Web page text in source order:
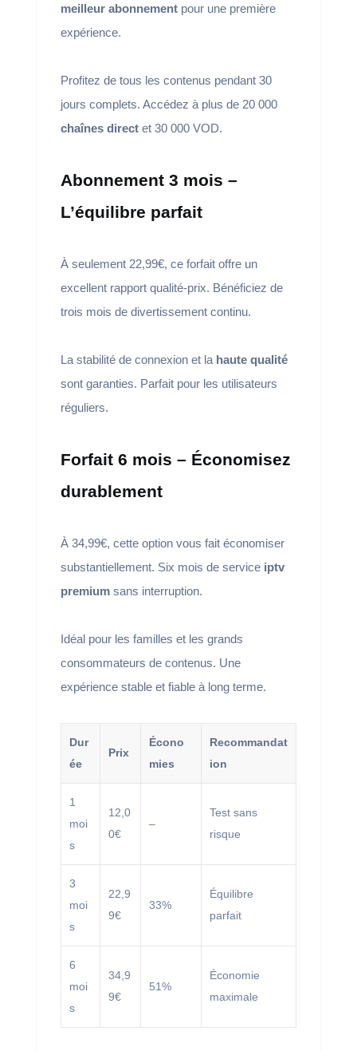
meilleur abonnementpour une première
expérience.
Profitez de tous les contenus pendant 30
jours complets. Accédez à plus de 20 000
chaînes directet 30 000 VOD.
Abonnement 3 mois –
L’équilibre parfait
À seulement 22,99€, ce forfait offre un
excellent rapport qualité-prix. Bénéficiez de
trois mois de divertissement continu.
La stabilité de connexion et la haute qualité
sont garanties. Parfait pour les utilisateurs
réguliers.
Forfait 6 mois – Économisez
durablement
À 34,99€, cette option vous fait économiser
substantiellement. Six mois de service iptv
premiumsans interruption.
Idéal pour les familles et les grands
consommateurs de contenus. Une
expérience stable et fiable à long terme.
Dur
ée
Prix
Écono
mies
Recommandat
ion
1
moi
s
12,0
0€
–
Test sans
risque
3
moi
s
22,9
9€
33%
Équilibre
parfait
6
moi
s
34,9
9€
51%
Économie
maximale